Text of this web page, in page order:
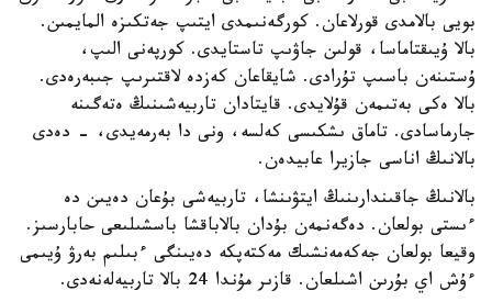
بويى بالامدى قورلاعان. كورگەنىمدى ايتىپ جەتكىزە المايمىن.
بالا ۇيىقتاماسا، قولىن جاۋىپ تاستايدى. كورپەنى الىپ،
ۇستىنەن باسىپ تۇرادى. شايقاعان كەزدە لاقتىرىپ جىبەرەدى.
بالا ەكى بەتىمەن قۇلايدى. قايتادان تاربيەشىنىڭ ەتەگىنە
جارماسادى. تاماق ىشكىسى كەلسە، ونى دا بەرمەيدى، - دەدى
بالانىڭ اناسى جازيرا عابيدەن.
بالانىڭ جاقىندارىنىڭ ايتۋىنشا، تاربيەشى بۇعان دەيىن دە
ءىستى بولعان. دەگەنمەن بۇدان بالاباقشا باسشىلىعى حابارسىز.
وقيعا بولعان جەكەمەنشىك مەكتەپكە دەيىنگى ءبىلىم بەرۋ ۇيىمى
ءۇش اي بۇرىن اشىلعان. قازىر مۇندا 24 بالا تاربيەلەنەدى.